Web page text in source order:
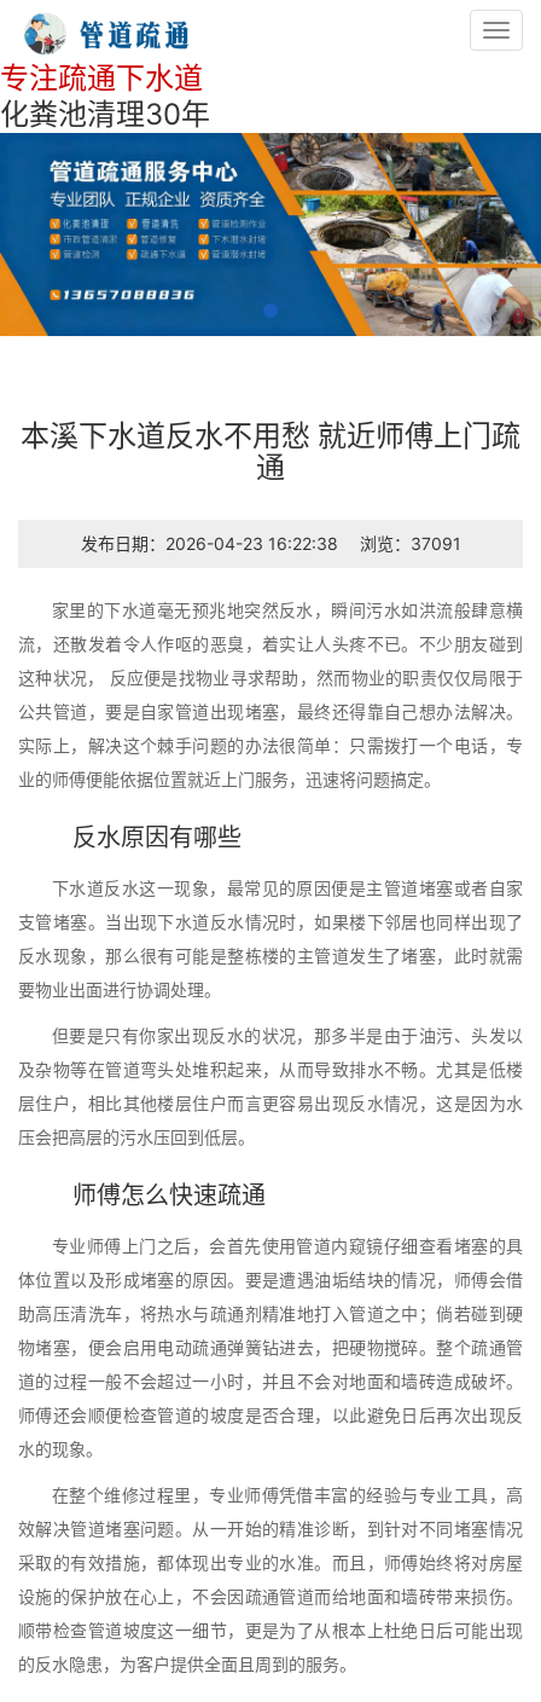
专注疏通下水道
化粪池清理30年
本溪下水道反水不用愁 就近师傅上门疏
通
发布日期：2026-04-23 16:22:38 浏览：37091
家里的下水道毫无预兆地突然反水，瞬间污水如洪流般肆意横
流，还散发着令人作呕的恶臭，着实让人头疼不已。不少朋友碰到
这种状况， 反应便是找物业寻求帮助，然而物业的职责仅仅局限于
公共管道，要是自家管道出现堵塞，最终还得靠自己想办法解决。
实际上，解决这个棘手问题的办法很简单：只需拨打一个电话，专
业的师傅便能依据位置就近上门服务，迅速将问题搞定。
反水原因有哪些
下水道反水这一现象，最常见的原因便是主管道堵塞或者自家
支管堵塞。当出现下水道反水情况时，如果楼下邻居也同样出现了
反水现象，那么很有可能是整栋楼的主管道发生了堵塞，此时就需
要物业出面进行协调处理。
但要是只有你家出现反水的状况，那多半是由于油污、头发以
及杂物等在管道弯头处堆积起来，从而导致排水不畅。尤其是低楼
层住户，相比其他楼层住户而言更容易出现反水情况，这是因为水
压会把高层的污水压回到低层。
师傅怎么快速疏通
专业师傅上门之后，会首先使用管道内窥镜仔细查看堵塞的具
体位置以及形成堵塞的原因。要是遭遇油垢结块的情况，师傅会借
助高压清洗车，将热水与疏通剂精准地打入管道之中；倘若碰到硬
物堵塞，便会启用电动疏通弹簧钻进去，把硬物搅碎。整个疏通管
道的过程一般不会超过一小时，并且不会对地面和墙砖造成破坏。
师傅还会顺便检查管道的坡度是否合理，以此避免日后再次出现反
水的现象。
在整个维修过程里，专业师傅凭借丰富的经验与专业工具，高
效解决管道堵塞问题。从一开始的精准诊断，到针对不同堵塞情况
采取的有效措施，都体现出专业的水准。而且，师傅始终将对房屋
设施的保护放在心上，不会因疏通管道而给地面和墙砖带来损伤。
顺带检查管道坡度这一细节，更是为了从根本上杜绝日后可能出现
的反水隐患，为客户提供全面且周到的服务。